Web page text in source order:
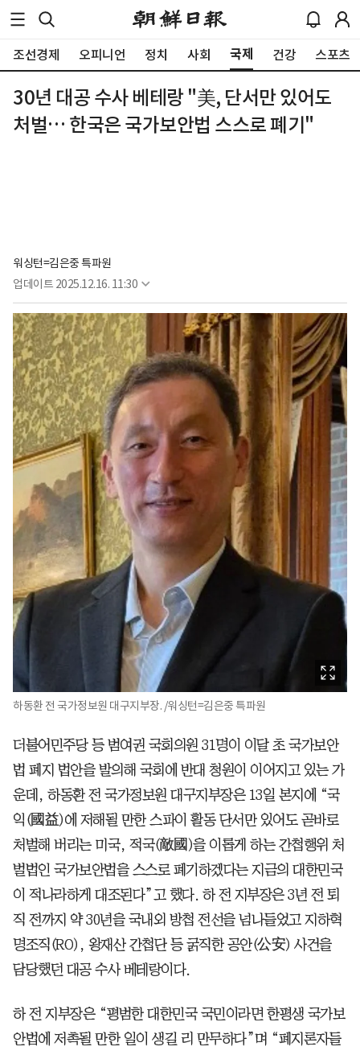
조선경제 오피니언 정치 사회 국제 건강 스포츠
30년 대공 수사 베테랑 "美, 단서만 있어도
처벌… 한국은 국가보안법 스스로 폐기"
워싱턴=김은중 특파원
업데이트 2025.12.16. 11:30
하동환 전 국가정보원 대구지부장. /워싱턴=김은중 특파원
더불어민주당 등 범여권 국회의원 31명이 이달 초 국가보안
법 폐지 법안을 발의해 국회에 반대 청원이 이어지고 있는 가
운데, 하동환 전 국가정보원 대구지부장은 13일 본지에 “국
익(國益)에 저해될 만한 스파이 활동 단서만 있어도 곧바로
처벌해 버리는 미국, 적국(敵國)을 이롭게 하는 간첩행위 처
벌법인 국가보안법을 스스로 폐기하겠다는 지금의 대한민국
이 적나라하게 대조된다”고 했다. 하 전 지부장은 3년 전 퇴
직 전까지 약 30년을 국내외 방첩 전선을 넘나들었고 지하혁
명조직(RO), 왕재산 간첩단 등 굵직한 공안(公安) 사건을
담당했던 대공 수사 베테랑이다.
하 전 지부장은 “평범한 대한민국 국민이라면 한평생 국가보
안법에 저촉될 만한 일이 생길 리 만무하다”며 “폐지론자들